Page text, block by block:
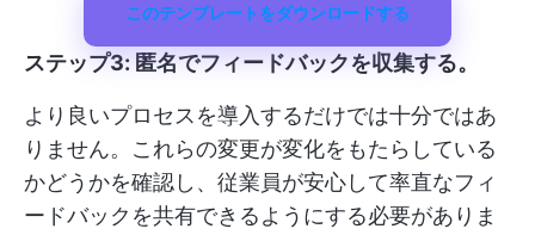
このテンプレートをダウンロードする
ステップ3: 匿名でフィードバックを収集する。
より良いプロセスを導入するだけでは十分ではあ
りません。これらの変更が変化をもたらしている
かどうかを確認し、従業員が安心して率直なフィ
ードバックを共有できるようにする必要がありま